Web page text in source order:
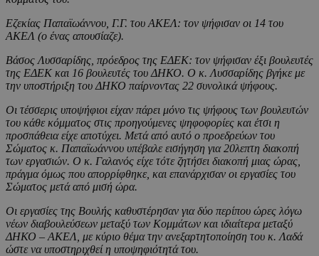
Εζεκίας Παπαϊωάννου, Γ.Γ. του ΑΚΕΛ: τον ψήφισαν οι 14 του
ΑΚΕΛ (ο ένας απουσίαζε).
Βάσος Λυσσαρίδης, πρόεδρος της ΕΔΕΚ: τον ψήφισαν έξι βουλευτές
της ΕΔΕΚ και 16 βουλευτές του ΔΗΚΟ. Ο κ. Λυσσαρίδης βγήκε με
την υποστήριξη του ΔΗΚΟ παίρνοντας 22 συνολικά ψήφους.
Οι τέσσερις υποψήφιοι είχαν πάρει μόνο τις ψήφους των βουλευτών
του κάθε κόμματος στις προηγούμενες ψηφοφορίες και έτσι η
προσπάθεια είχε αποτύχει. Μετά από αυτό ο προεδρεύων του
Σώματος κ. Παπαϊωάννου υπέβαλε εισήγηση για 20λεπτη διακοπή
των εργασιών. Ο κ. Γαλανός είχε τότε ζητήσει διακοπή μιας ώρας,
πράγμα όμως που απορρίφθηκε, και επανάρχισαν οι εργασίες του
Σώματος μετά από μισή ώρα.
Οι εργασίες της Βουλής καθυστέρησαν για δύο περίπου ώρες λόγω
νέων διαβουλεύσεων μεταξύ των Κομμάτων και ιδιαίτερα μεταξύ
ΔΗΚΟ – ΑΚΕΛ, με κύριο θέμα την ανεξαρτητοποίηση του κ. Λαδά
ώστε να υποστηριχθεί η υποψηφιότητά του.